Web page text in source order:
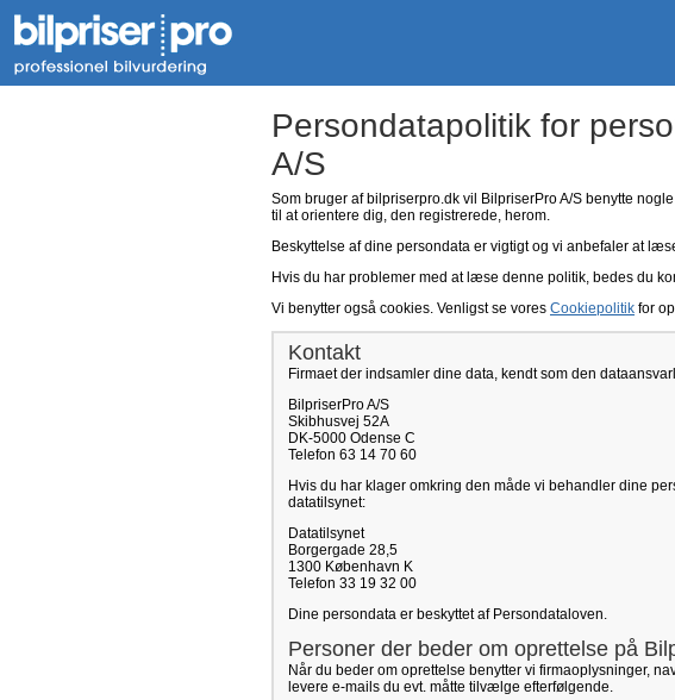
Persondatapolitik for
A/S
Som bruger af bilpriserpro.dk vil BilpriserPro A/S benytte
til at orientere dig, den registrerede, herom.
Beskyttelse af dine persondata er vigtigt og vi anbefaler at
Hvis du har problemer med at læse denne politik, bedes du
Vi benytter også cookies. Venligst se vores Cookiepolitik for
Kontakt
Firmaet der indsamler dine data, kendt som den
BilpriserPro A/S
Skibhusvej 52A
DK-5000 Odense C
Telefon 63 14 70 60
Hvis du har klager omkring den måde vi behandler dine
datatilsynet:
Datatilsynet
Borgergade 28,5
1300 København K
Telefon 33 19 32 00
Dine persondata er beskyttet af Persondataloven.
Personer der beder om oprettelse på
Når du beder om oprettelse benytter vi firmaoplysninger,
levere e-mails du evt. måtte tilvælge efterfølgende.